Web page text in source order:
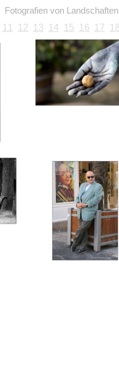
Fotografien von
11 12 13 14 15 16 17